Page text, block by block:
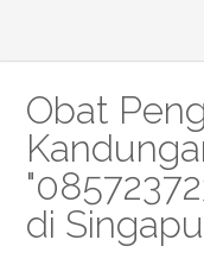
Obat
di